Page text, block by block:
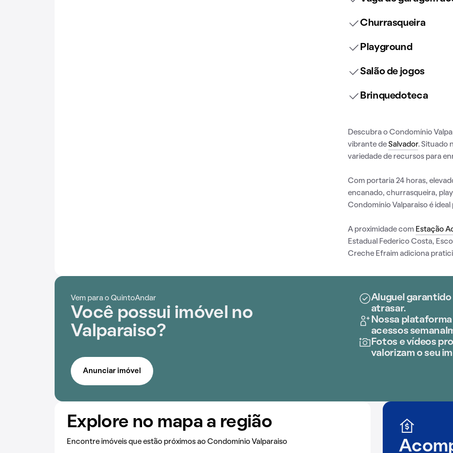
Churrasqueira
Playground
Salão de jogos
Brinquedoteca
Descubra o Condomínio
vibrante de Salvador. Situado
variedade de recursos para
Com portaria 24 horas,
encanado, churrasqueira,
Condomínio Valparaiso é
A proximidade com Estação
Estadual Federico Costa,
Creche Efraim adiciona
Vem para o QuintoAndar
Você possui imóvel no
Valparaiso?
Aluguel garantido
atrasar.
Nossa plataforma
acessos
Fotos e vídeos
valorizam o seu
Anunciar imóvel
Explore no mapa a região
Encontre imóveis que estão próximos ao Condomínio Valparaiso